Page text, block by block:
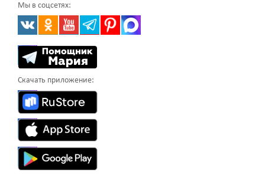
Мы в соцсетях:
Скачать приложение: